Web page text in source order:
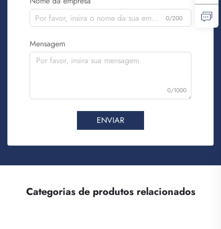
0/200
Mensagem
0/1000
ENVIAR
Categorias de produtos relacionados